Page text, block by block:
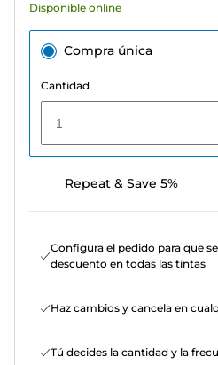
Disponible online
Compra única
Cantidad
1
Repeat & Save 5%
Configura el pedido para que
descuento en todas las tintas
Haz cambios y cancela en
Tú decides la cantidad y la